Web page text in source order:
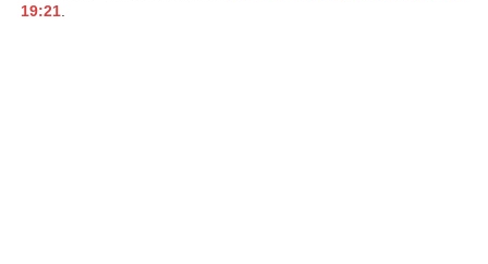
19:21.